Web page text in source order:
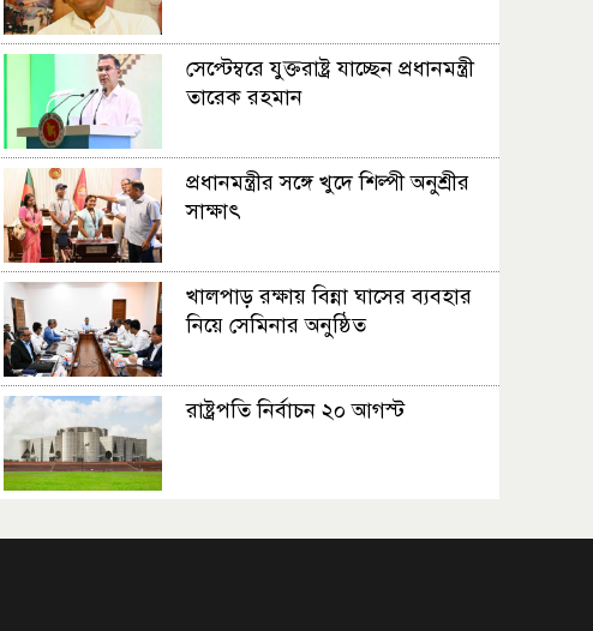
সেপ্টেম্বরে যুক্তরাষ্ট্র যাচ্ছেন প্রধানমন্ত্রী
তারেক রহমান
প্রধানমন্ত্রীর সঙ্গে খুদে শিল্পী অনুশ্রীর
সাক্ষাৎ
খালপাড় রক্ষায় বিন্না ঘাসের ব্যবহার
নিয়ে সেমিনার অনুষ্ঠিত
রাষ্ট্রপতি নির্বাচন ২০ আগস্ট